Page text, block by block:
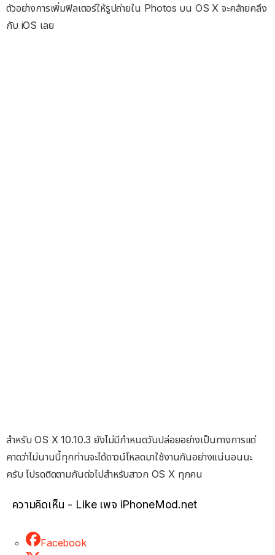
ตัวอย่างการเพิ่มฟิลเตอร์ให้รูปถ่ายใน Photos บน OS X จะคล้ายคลึง
กับ iOS เลย
สำหรับ OS X 10.10.3 ยังไม่มีกำหนดวันปล่อยอย่างเป็นทางการแต่
คาดว่าไม่นานนี้ทุกท่านจะได้ดาวน์โหลดมาใช้งานกันอย่างแน่นอนนะ
ครับ โปรดติดตามกันต่อไปสำหรับสาวก OS X ทุกคน
ความคิดเห็น - Like เพจ iPhoneMod.net
Facebook